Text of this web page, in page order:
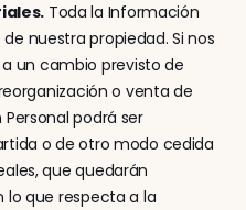
Toda la Información
nuestra propiedad. Si nos
un cambio previsto de
o venta de
podrá ser
o de otro modo cedida
que quedarán
lo que respecta a la